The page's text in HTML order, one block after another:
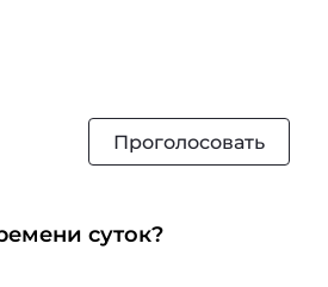
Проголосовать
суток?